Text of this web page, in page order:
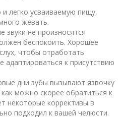
и легко усваиваемую пищу,
жевать.
звуки не произносятся
беспокоить. Хорошее
чтобы отработать
адаптироваться к присутствию
дни зубы вызывают язвочку
можно скорее обратиться к
некоторые коррективы в
подходил к вашей челюсти.